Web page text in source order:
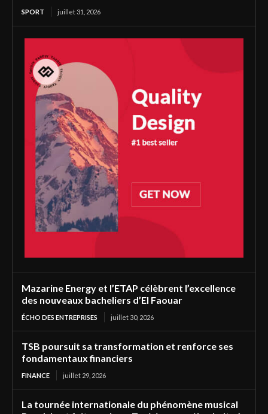
SPORT juillet 31, 2026
Mazarine Energy et l’ETAP célèbrent l’excellence
des nouveaux bacheliers d’El Faouar
ÉCHO DES ENTREPRISES juillet 30, 2026
TSB poursuit sa transformation et renforce ses
fondamentaux financiers
FINANCE juillet 29, 2026
La tournée internationale du phénomène musical